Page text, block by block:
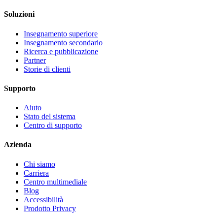
Soluzioni
Insegnamento superiore
Insegnamento secondario
Ricerca e pubblicazione
Partner
Storie di clienti
Supporto
Aiuto
Stato del sistema
Centro di supporto
Azienda
Chi siamo
Carriera
Centro multimediale
Blog
Accessibilità
Prodotto Privacy